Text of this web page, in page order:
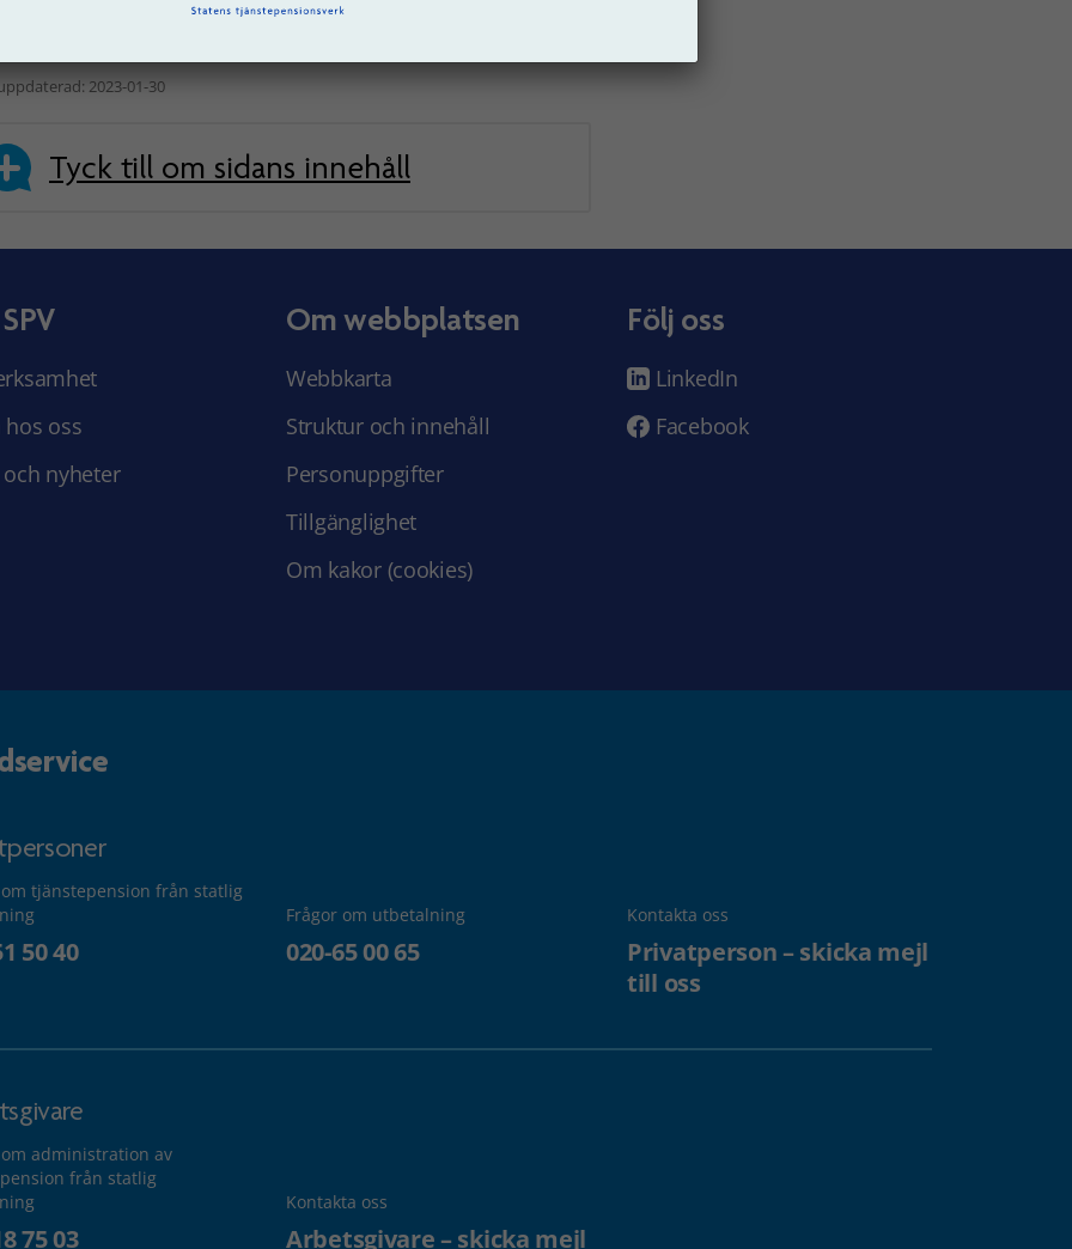
2023-01-30
Tyck till om sidans innehåll
hos oss
och nyheter
Om webbplatsen
Webbkarta
Struktur och innehåll
Personuppgifter
Tillgänglighet
Om kakor (cookies)
Följ oss
LinkedIn
Facebook
om tjänstepension från statlig
50 40
Frågor om utbetalning
020-65 00 65
Kontakta oss
Privatperson – skicka mejl
till oss
administration av
från statlig
75 03
Kontakta oss
Arbetsgivare – skicka mejl